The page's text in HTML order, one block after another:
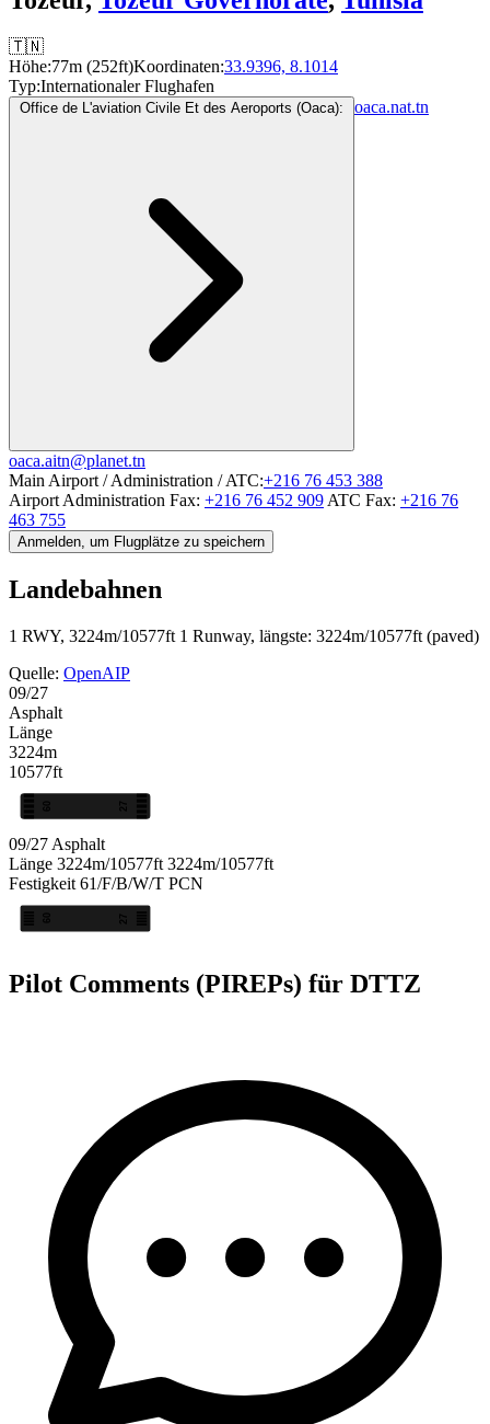
🇹🇳
Höhe:77m (252ft)Koordinaten:33.9396, 8.1014
Typ:Internationaler Flughafen
Office de L'aviation Civile Et des Aeroports (Oaca): oaca.nat.tn
oaca.aitn@planet.tn
Main Airport / Administration / ATC:+216 76 453 388
Airport Administration Fax: +216 76 452 909 ATC Fax: +216 76
463 755
Anmelden, um Flugplätze zu speichern
Landebahnen
1 RWY, 3224m/10577ft 1 Runway, längste: 3224m/10577ft (paved)
Quelle: OpenAIP
09/27
Asphalt
Länge
3224m
10577ft
27
09
09/27 Asphalt
Länge 3224m/10577ft 3224m/10577ft
Festigkeit 61/F/B/W/T PCN
27
09
Pilot Comments (PIREPs) für DTTZ